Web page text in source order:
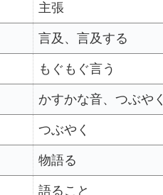
主張
言及、言及する
もぐもぐ言う
かすかな音、つぶやく
つぶやく
物語る
語ること